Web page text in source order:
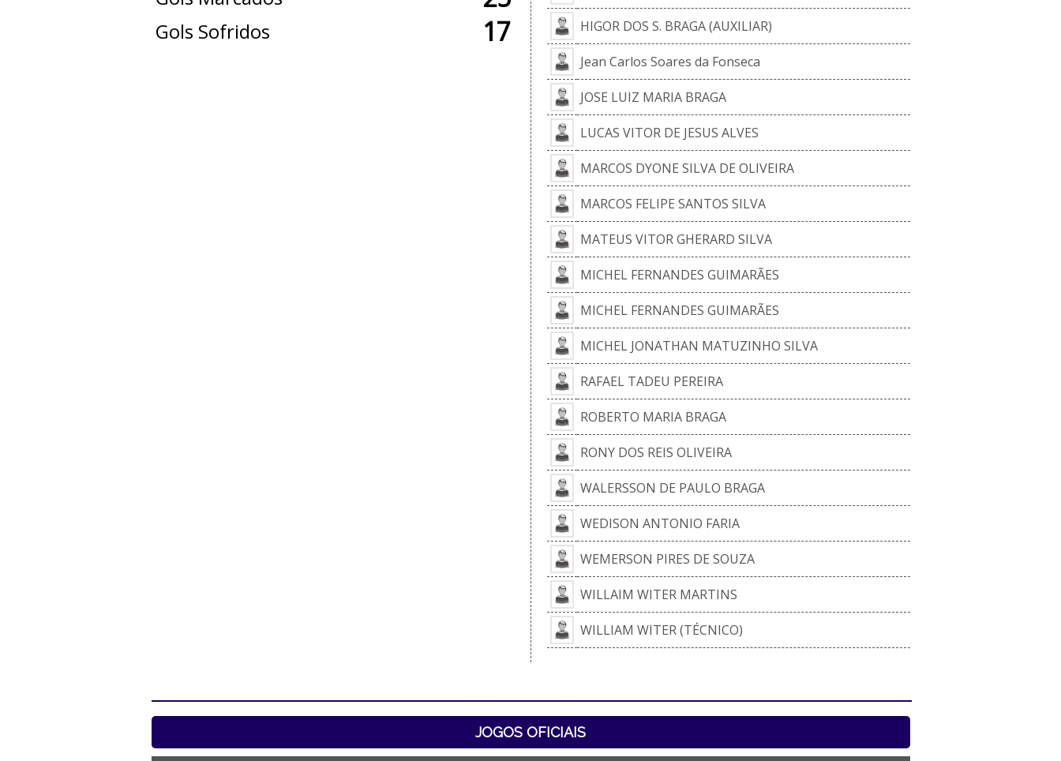
Gols Sofridos 17 HIGOR DOS S. BRAGA (AUXILIAR)
Jean Carlos Soares da Fonseca
JOSE LUIZ MARIA BRAGA
LUCAS VITOR DE JESUS ALVES
MARCOS DYONE SILVA DE OLIVEIRA
MARCOS FELIPE SANTOS SILVA
MATEUS VITOR GHERARD SILVA
MICHEL FERNANDES GUIMARÃES
MICHEL FERNANDES GUIMARÃES
MICHEL JONATHAN MATUZINHO SILVA
RAFAEL TADEU PEREIRA
ROBERTO MARIA BRAGA
RONY DOS REIS OLIVEIRA
WALERSSON DE PAULO BRAGA
WEDISON ANTONIO FARIA
WEMERSON PIRES DE SOUZA
WILLAIM WITER MARTINS
WILLIAM WITER (TÉCNICO)
JOGOS OFICIAIS